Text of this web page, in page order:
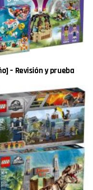
– Revisión y prueba